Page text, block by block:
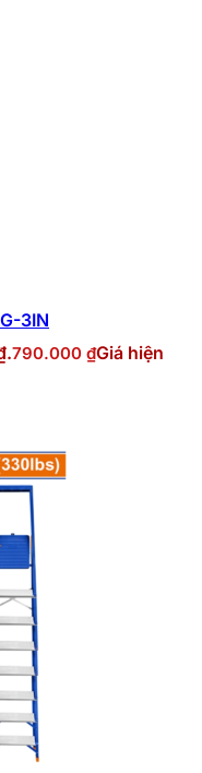
3IN
790.000 ₫Giá hiện